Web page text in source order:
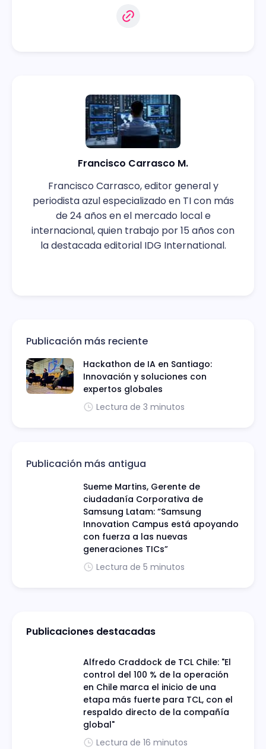
Francisco Carrasco M.
Francisco Carrasco, editor general y
periodista azul especializado en TI con más
de 24 años en el mercado local e
internacional, quien trabajo por 15 años con
la destacada editorial IDG International.
Publicación más reciente
Hackathon de IA en Santiago:
Innovación y soluciones con
expertos globales
Lectura de 3 minutos
Publicación más antigua
Sueme Martins, Gerente de
ciudadanía Corporativa de
Samsung Latam: “Samsung
Innovation Campus está apoyando
con fuerza a las nuevas
generaciones TICs”
Lectura de 5 minutos
Publicaciones destacadas
Alfredo Craddock de TCL Chile: "El
control del 100 % de la operación
en Chile marca el inicio de una
etapa más fuerte para TCL, con el
respaldo directo de la compañía
global"
Lectura de 16 minutos